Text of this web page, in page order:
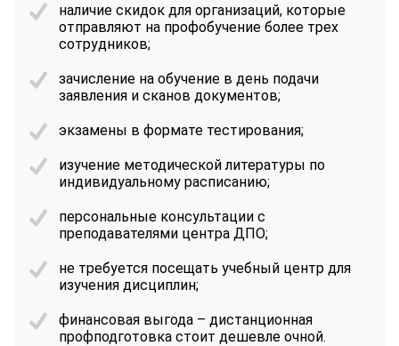
наличие скидок для организаций, которые
отправляют на профобучение более трех
сотрудников;
зачисление на обучение в день подачи
заявления и сканов документов;
экзамены в формате тестирования;
изучение методической литературы по
индивидуальному расписанию;
персональные консультации с
преподавателями центра ДПО;
не требуется посещать учебный центр для
изучения дисциплин;
финансовая выгода – дистанционная
профподготовка стоит дешевле очной.